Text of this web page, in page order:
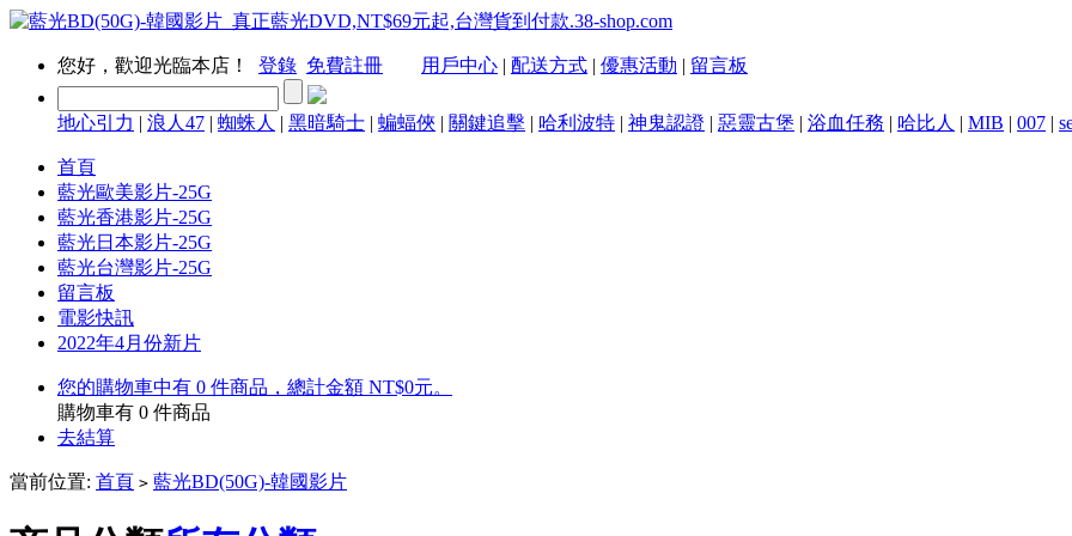
您好，歡迎光臨本店！ 登錄 免費註冊 用戶中心 | 配送方式 | 優惠活動 | 留言板
地心引力 | 浪人47 | 蜘蛛人 | 黑暗騎士 | 蝙蝠俠 | 關鍵追擊 | 哈利波特 | 神鬼認證 | 惡靈古堡 | 浴血任務 | 哈比人 | MIB | 007 |
首頁
藍光歐美影片-25G
藍光香港影片-25G
藍光日本影片-25G
藍光台灣影片-25G
留言板
電影快訊
2022年4月份新片
您的購物車中有 0 件商品，總計金額 NT$0元。
購物車有 0 件商品
去結算
當前位置: 首頁 > 藍光BD(50G)-韓國影片